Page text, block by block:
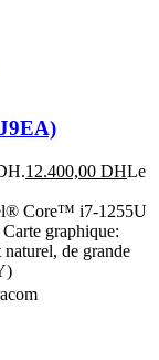
12.400,00 DHLe
Core™ i7-1255U
graphique:
de grande